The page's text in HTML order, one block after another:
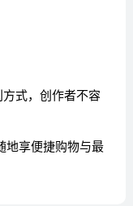
式，创作者不容
地享便捷购物与最